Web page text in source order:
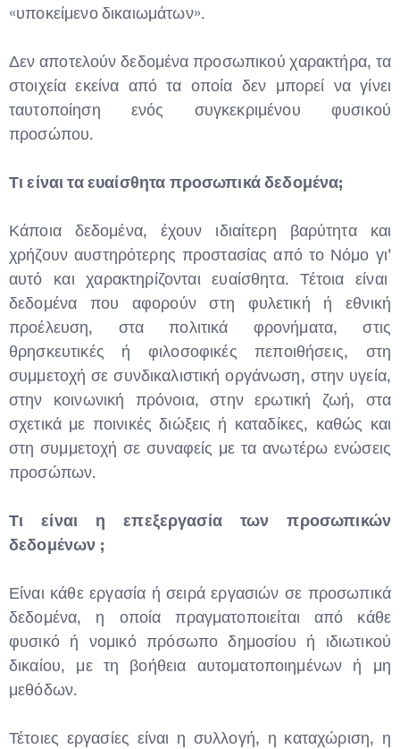
«υποκείμενο δικαιωμάτων».
Δεν αποτελούν δεδομένα προσωπικού χαρακτήρα, τα
στοιχεία εκείνα από τα οποία δεν μπορεί να γίνει
ταυτοποίηση ενός συγκεκριμένου φυσικού
προσώπου.
Τι είναι τα ευαίσθητα προσωπικά δεδομένα;
Κάποια δεδομένα, έχουν ιδιαίτερη βαρύτητα και
χρήζουν αυστηρότερης προστασίας από το Νόμο γι’
αυτό και χαρακτηρίζονται ευαίσθητα. Τέτοια είναι
δεδομένα που αφορούν στη φυλετική ή εθνική
προέλευση, στα πολιτικά φρονήματα, στις
θρησκευτικές ή φιλοσοφικές πεποιθήσεις, στη
συμμετοχή σε συνδικαλιστική οργάνωση, στην υγεία,
στην κοινωνική πρόνοια, στην ερωτική ζωή, στα
σχετικά με ποινικές διώξεις ή καταδίκες, καθώς και
στη συμμετοχή σε συναφείς με τα ανωτέρω ενώσεις
προσώπων.
Τι είναι η επεξεργασία των προσωπικών
δεδομένων ;
Είναι κάθε εργασία ή σειρά εργασιών σε προσωπικά
δεδομένα, η οποία πραγματοποιείται από κάθε
φυσικό ή νομικό πρόσωπο δημοσίου ή ιδιωτικού
δικαίου, με τη βοήθεια αυτοματοποιημένων ή μη
μεθόδων.
Τέτοιες εργασίες είναι η συλλογή, η καταχώριση, η
Type and hit enter